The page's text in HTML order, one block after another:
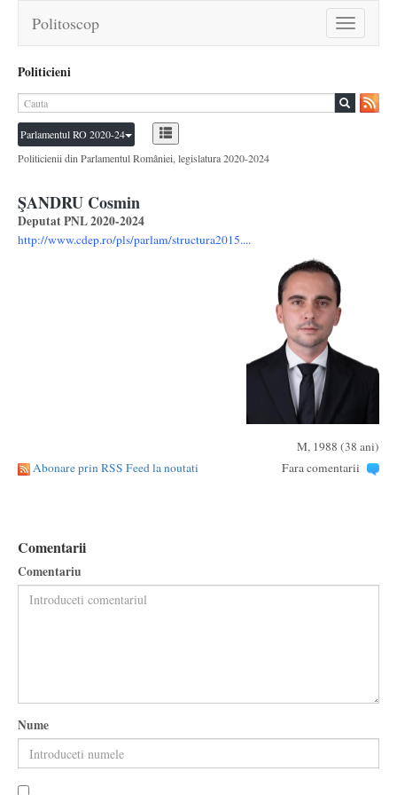
Toggle
navigation
Politoscop
Politicieni
Parlamentul RO 2020-24
Politicienii din Parlamentul României, legislatura 2020-2024
ŞANDRU Cosmin
Deputat PNL 2020-2024
http://www.cdep.ro/pls/parlam/structura2015....
M, 1988 (38 ani)
Abonare prin RSS Feed la noutati
Fara comentarii
Comentarii
Comentariu
Nume